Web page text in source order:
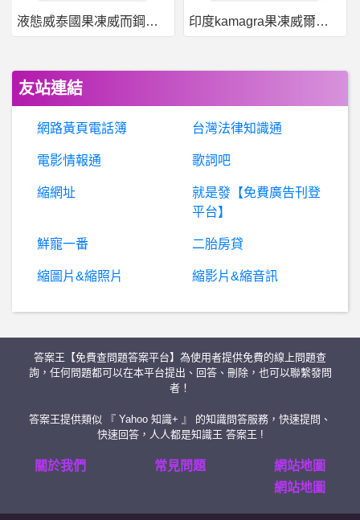
B
aseballXXXX- 我就問前指揮官阿中有沒有擋 我就問前指揮官阿中有沒有擋
BaseballXXXX- 氣勢 氣勢
詐
騙爆料：揭秘黑平台GAIME，被GAIME詐騙怎麼辦？GAIME是詐騙平台，GAIME是詐騙黑平台，揭秘GAIME詐騙手法
行動通訊- 實體指紋有推薦的手機嗎？
驗光人員- 今天是特考退費期限
美國籃球- 爵士到底在守三小？？？
棒球- 靠守備先發 打擊讓一棒 球迷能接受嘛？
Y
T是詐騙嗎？YT詐騙，YT合法嗎？YT無法出金，有人知道YT嗎？YT是真的嗎？被YT詐騙了怎麼辦？YT投資詐騙，假投資，真詐騙
液態威泰國果凍威而鋼哪裡買 印度kamagra果凍威爾剛用於治療男性勃起功能障礙
友站連結
網路黃頁電話簿 台灣法律知識通
電影情報通 歌詞吧
縮網址
就是發【免費廣告刊登
平台】
鮮寵一番 二胎房貸
縮圖片&縮照片 縮影片&縮音訊
答案王【免費查問題答案平台】為使用者提供免費的線上問題查
詢，任何問題都可以在本平台提出、回答、刪除，也可以聯繫發問
者！
答案王提供類似 『 Yahoo 知識+ 』 的知識問答服務，快速提問、
快速回答，人人都是知識王 答案王 !
關於我們 常見問題
網站地圖
網站地圖